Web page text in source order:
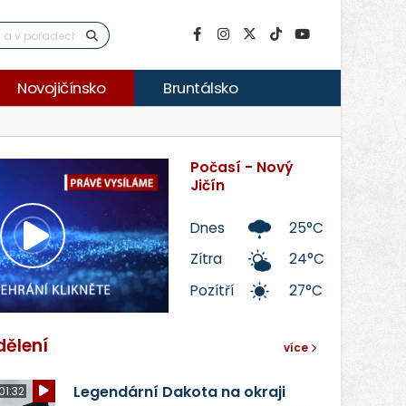
Novojičínsko Bruntálsko
Přehrát
video
Počasí - Nový
Jičín
Dnes
25°C
Zítra
24°C
Pozítří
27°C
více
Legendární Dakota na okraji